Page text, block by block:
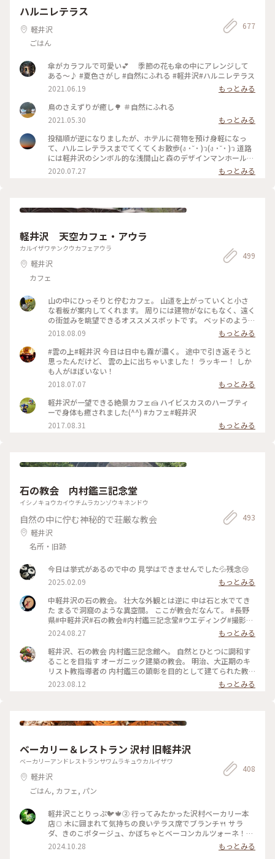
たです🥰🥰 【和泉屋 傳兵衛】さんと、 【丸山珈琲】さんで
お土産を買って、 帰宅しました。 本当に、のんびり過ごし
て、 食べて飲んての旅でした😆😆 #私のことりっぷ旅#ことり
っぷ軽井沢#ランチ#カレー#ソフトクリーム#お土産#OPPO撮
影
ハルニレテラス
軽井沢
ごはん
677
傘がカラフルで可愛い💕 季節の花も傘の中にアレンジして
ある〜♪ #夏色さがし #自然にふれる #軽井沢#ハルニレテラス
2021.06.19
もっとみる
鳥のさえずりが癒し🌳 ＃自然にふれる
2021.05.30
もっとみる
投稿順が逆になりましたが、ホテルに荷物を預け身軽になっ
て、ハルニレテラスまでてくてくお散歩(ง ˙˘˙ )ว(ง ˙˘˙ )ว 道路
には軽井沢のシンボル的な浅間山と森のデザインマンホール❇️
モグモグタイムは川辺のデッキで✨ この川を上流に行くと、
｢野鳥の森｣🌳🌳🌳 こちらの池は、森でのネイチャープログラ
が出来ました🤣 #わたしの旅#涼しげスイーツ #ことりっぷ軽
時間
2020.07.27 もっとみる
軽井沢 天空カフェ・アウラ
カルイザワテンクウカフェアウラ
軽井沢
カフェ
499
山の中にひっそりと佇むカフェ。 山道を上がっていくと小さ
な看板が案内してくれます。 周りには建物がなにもなく、遠く
の街並みを眺望できるオススメスポットです。 ベッドのように
寝転びながらゆったりできる席や綺麗な景色を一望出来るテー
ブル席、ペットをお連れの方も安心なペット専用席もありま
す。 賑やかな街を離れてゆったりと過ごすにはもってこいのカ
フェです。
2018.08.09
もっとみる
#雲の上#軽井沢 今日は日中も霧が濃く。 途中で引き返そうと
思ったんだけど、 雲の上に出ちゃいました！ ラッキー！ しか
も人がほぼいない！
2018.07.07
もっとみる
軽井沢が一望できる絶景カフェ🍰 ハイビスカスのハーブティ
ーで身体も癒されました(^^) #カフェ#軽井沢
2017.08.31
もっとみる
石の教会 内村鑑三記念堂
イシノキョウカイウチムラカンゾウキネンドウ
自然の中に佇む神秘的で荘厳な教会
軽井沢
名所・旧跡
493
今日は挙式があるので中の 見学はできませんでした💦残念😢
2025.02.09
もっとみる
中軽井沢の石の教会。 壮大な外観とは逆に 中は石と水でてき
た まるで洞窟のような異空間。 ここが教会だなんて。 #長野
県#中軽井沢#石の教会#内村鑑三記念堂#ウエディング#撮影禁
止
2024.08.27
もっとみる
軽井沢、石の教会 内村鑑三記念館へ。 自然とひとつに調和す
ることを目指す オーガニック建築の教会。 明治、大正期のキ
リスト教指導者の 内村鑑三の顕彰を目的として建てられた教
会です。 地上は礼拝堂で、写真は地下の 内村鑑三記念堂の外
です。 （この日は夕方から結婚式だったため 礼拝堂は撮影で
によるもので、 石は男性で、ガラスは女性を 象徴しているそ
っぷ旅 #美しい町 #オーガニック建築
2023.08.12 もっとみる
ベーカリー＆レストラン 沢村 旧軽井沢
ベーカリーアンドレストランサワムラキュウカルイザワ
軽井沢
ごはん, カフェ, パン
408
軽井沢ことりっぷ🐦️🍁② 行ってみたかった沢村ベーカリー本
店🍞 木に囲まれて気持ちの良いテラス席でブランチ🍴 サラ
ダ、きのこポタージュ、かぼちゃとベーコンカルツォーネ！軽
井沢限定の言葉に惹かれてカルツォーネを選びました😋♡♫ご
ろごろ肉厚ベーコン、濃厚チーズがとろ〜り、かぼちゃの甘さ
2024.10.28
もっとみる